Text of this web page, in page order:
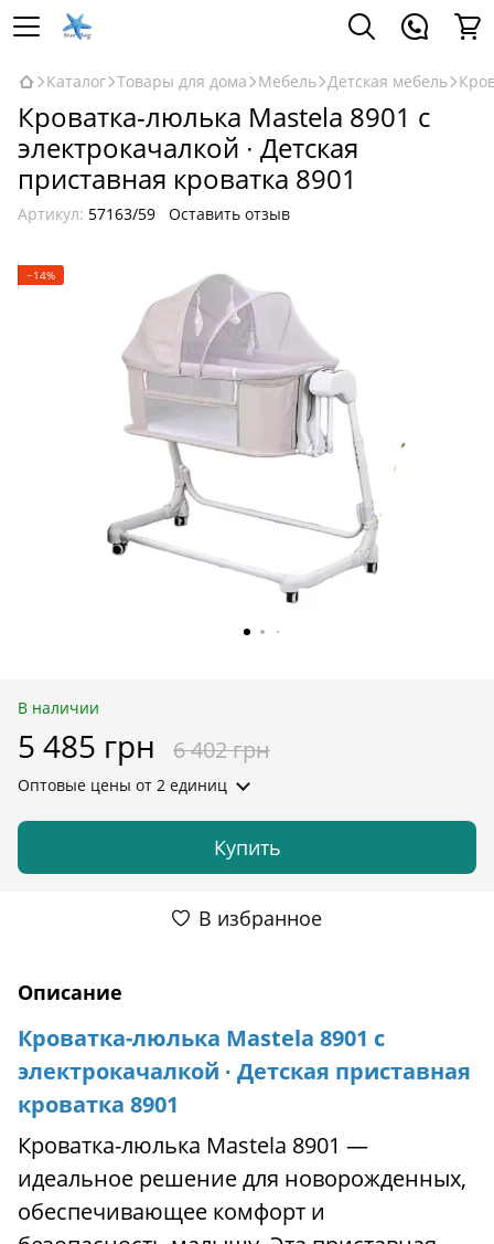
Каталог Товары для дома Мебель Детская мебель
Кроватка-люлька Mastela 8901 с
электрокачалкой ∙ Детская
приставная кроватка 8901
Артикул: 57163/59 Оставить отзыв
−14%
В наличии
5 485 грн 6 402 грн
Оптовые цены от 2 единиц
Купить
В избранное
Описание
Кроватка-люлька Mastela 8901 с
электрокачалкой ∙ Детская приставная
кроватка 8901
Кроватка-люлька Mastela 8901 —
идеальное решение для новорожденных,
обеспечивающее комфорт и